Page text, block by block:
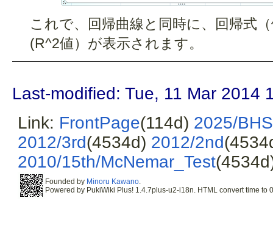
これで、回帰曲線と同時に、回帰式
(R^2値）が表示されます。
Last-modified: Tue, 11 Mar 2014
Link: FrontPage(114d) 2025/
2012/3rd(4534d) 2012/2nd
2010/15th/McNemar_Test
Founded by Minoru Kawano.
Powered by PukiWiki Plus! 1.4.7plus-u2-i18n. HTML convert time to